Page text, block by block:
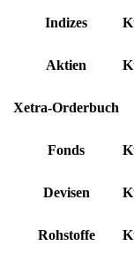
Indizes
Aktien
Xetra-Orderbuch
Fonds
Devisen
Rohstoffe